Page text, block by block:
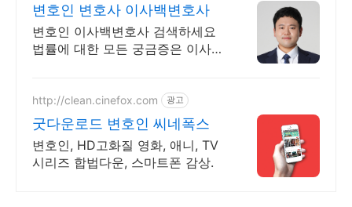
변호인 변호사 이사백변호사
변호인 이사백변호사 검색하세요
법률에 대한 모든 궁금증은 이사백
http://clean.cinefox.com 광고
굿다운로드 변호인 씨네폭스
변호인, HD고화질 영화, 애니, TV
시리즈 합법다운, 스마트폰 감상.